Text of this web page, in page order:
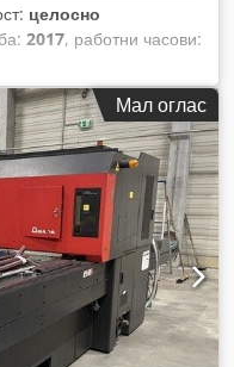
целосно
2017, работни часови:
управување
активирање:
FANUC, тип на
ласерски извори:
W, максимална
, максимална дебелина на
, макс. дебелина на
вода, Опрема:
завеса,
на прав,
,
Мал оглас